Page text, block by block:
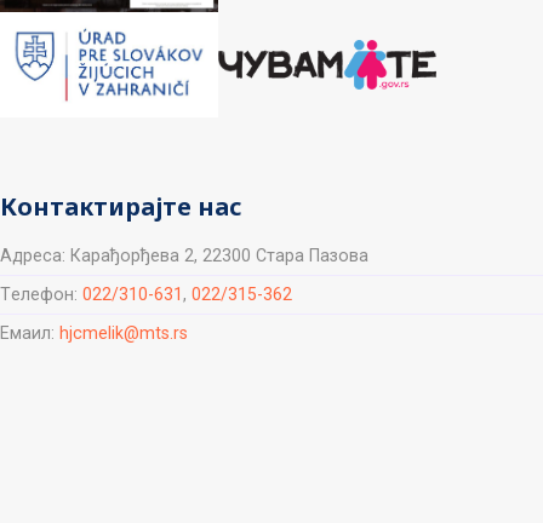
Контактирајте нас
Aдреса: Карађорђева 2, 22300 Стара Пазова
Tелефон: 022/310-631, 022/315-362
Емаил: hjcmelik@mts.rs